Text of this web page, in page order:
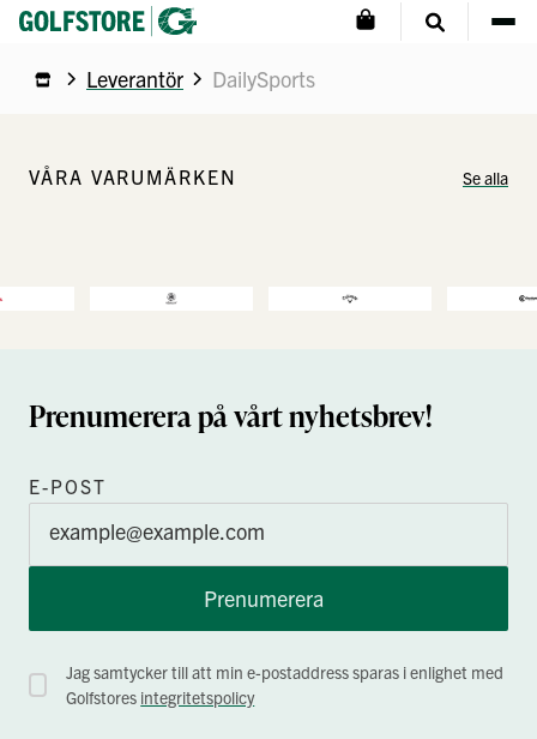
Leverantör DailySports
VÅRA VARUMÄRKEN Se alla
Prenumerera på vårt nyhetsbrev!
E-POST
Prenumerera
Jag samtycker till att min e-postaddress sparas i enlighet med
Golfstores integritetspolicy